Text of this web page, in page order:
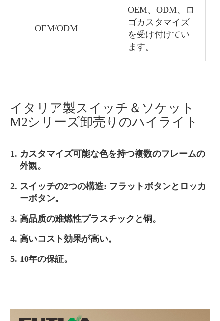
OEM/ODM
OEM、ODM、ロ
ゴカスタマイズ
を受け付けてい
ます。
イタリア製スイッチ＆ソケット
M2シリーズ卸売りのハイライト
カスタマイズ可能な色を持つ複数のフレームの
外観。
スイッチの2つの構造: フラットボタンとロッカ
ーボタン。
高品质の难燃性プラスチックと铜。
高いコスト効果が高い。
10年の保証。